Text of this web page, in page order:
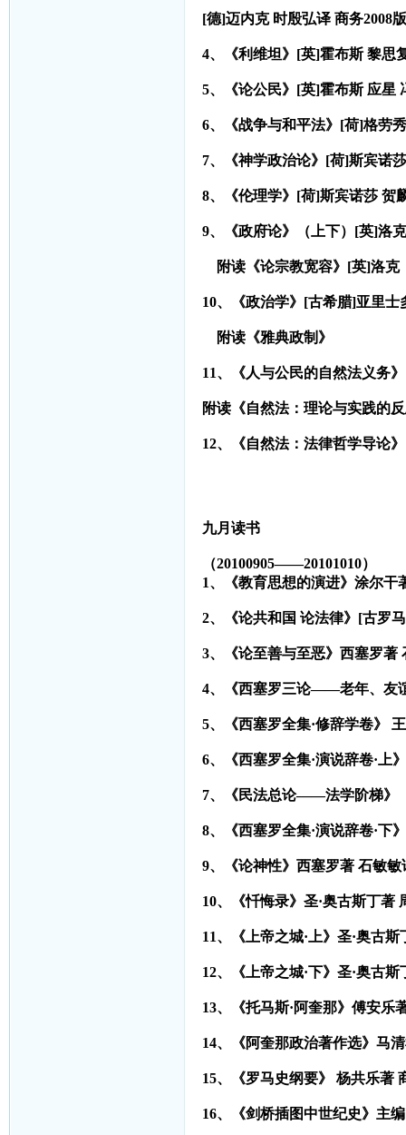
[德]迈内克 时殷弘译 商务2008版
4、《利维坦》[英]霍布斯 黎思
5、《论公民》[英]霍布斯 应星
6、《战争与和平法》[荷]格劳
7、《神学政治论》[荷]斯宾诺
8、《伦理学》[荷]斯宾诺莎 贺
9、《政府论》（上下）[英]洛
附读《论宗教宽容》[英]洛克
10、《政治学》[古希腊]亚里士
附读《雅典政制》
11、《人与公民的自然法义务
附读《自然法：理论与实践的
12、《自然法：法律哲学导论
九月读书
（20100905——20101010）
1、《教育思想的演进》涂尔干
2、《论共和国 论法律》[古罗
3、《论至善与至恶》西塞罗著
4、《西塞罗三论——老年、友
5、《西塞罗全集·修辞学卷》
6、《西塞罗全集·演说辞卷·上
7、《民法总论——法学阶梯》
8、《西塞罗全集·演说辞卷·下
9、《论神性》西塞罗著 石敏敏
10、《忏悔录》圣·奥古斯丁著
11、《上帝之城·上》圣·奥古
12、《上帝之城·下》圣·奥古
13、《托马斯·阿奎那》傅安乐
14、《阿奎那政治著作选》马
15、《罗马史纲要》 杨共乐著
16、《剑桥插图中世纪史》主